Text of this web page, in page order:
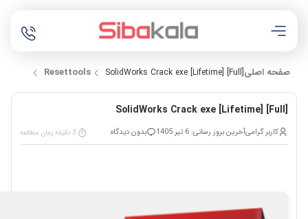
صفحه اصلی Resettools SolidWorks Crack exe [Lifetime] [Full]
SolidWorks Crack exe [Lifetime] [Full]
کاربر گرامیآخرین بروز رسانی: 6 تیر 1405 بدون دیدگاه 3 دقیقه زمان مطالعه